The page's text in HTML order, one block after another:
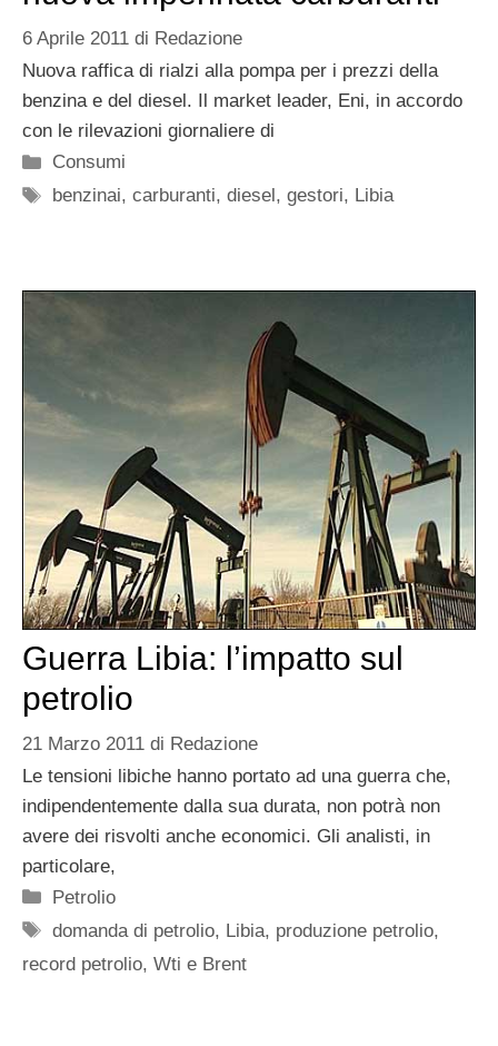
6 Aprile 2011 di Redazione
Nuova raffica di rialzi alla pompa per i prezzi della
benzina e del diesel. Il market leader, Eni, in accordo
con le rilevazioni giornaliere di
Categorie
Consumi
Tag
benzinai,carburanti,diesel ,gestori, Libia
Guerra Libia: l’impatto sul
petrolio
21 Marzo 2011 di Redazione
Le tensioni libiche hanno portato ad una guerra che,
indipendentemente dalla sua durata, non potrà non
avere dei risvolti anche economici. Gli analisti, in
particolare,
Categorie
Petrolio
Tag
domanda di petrolio, Libia, produzione petrolio,
record petrolio, Wti e Brent